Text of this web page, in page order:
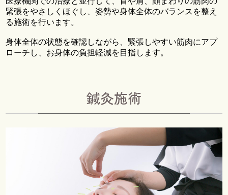
緊張をやさしくほぐし、姿勢や身体全体のバランスを整え
る施術を行います。
身体全体の状態を確認しながら、緊張しやすい筋肉にアプ
ローチし、お身体の負担軽減を目指します。
鍼灸施術